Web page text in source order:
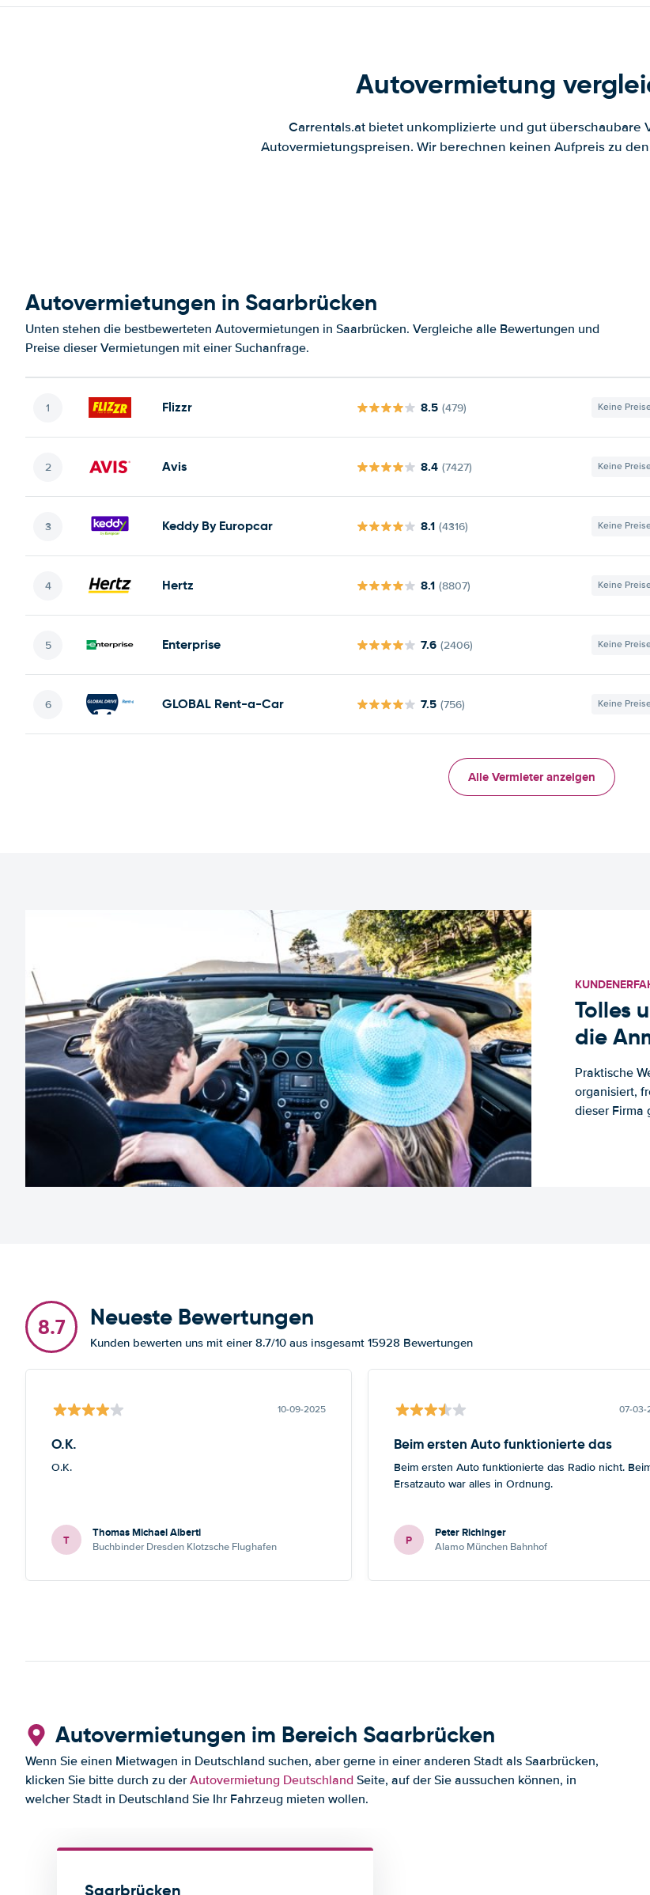
Autovermietung
Carrentals.at bietet unkomplizierte und gut überschaubare
Autovermietungspreisen. Wir berechnen keinen Aufpreis zu
Autovermietungen in Saarbrücken
Unten stehen die bestbewerteten Autovermietungen in Saarbrücken. Vergleiche alle Bewertungen und
Preise dieser Vermietungen mit einer Suchanfrage.
Flizzr 8.5 (479) Keine
Avis 8.4 (7427) Keine
Keddy By Europcar 8.1 (4316) Keine
Hertz 8.1 (8807) Keine
Enterprise 7.6 (2406) Keine
GLOBAL Rent-a-Car 7.5 (756) Keine
Alle Vermieter anzeigen
Tolles
die
Praktische
organisiert,
dieser Firma
8.7 Neueste Bewertungen
Kunden bewerten uns mit einer 8.7/10 aus insgesamt 15928 Bewertungen
10-09-2025
O.K.
O.K.
T Thomas Michael Alberti
Buchbinder Dresden Klotzsche Flughafen
07-03-
Beim ersten Auto funktionierte das
Beim ersten Auto funktionierte das Radio nicht.
Ersatzauto war alles in Ordnung.
P Peter Richinger
Alamo München Bahnhof
Autovermietungen im Bereich Saarbrücken
Wenn Sie einen Mietwagen in Deutschland suchen, aber gerne in einer anderen Stadt als Saarbrücken,
klicken Sie bitte durch zu derAutovermietung Deutschland Seite, auf der Sie aussuchen können, in
welcher Stadt in Deutschland Sie Ihr Fahrzeug mieten wollen.
Saarbrücken